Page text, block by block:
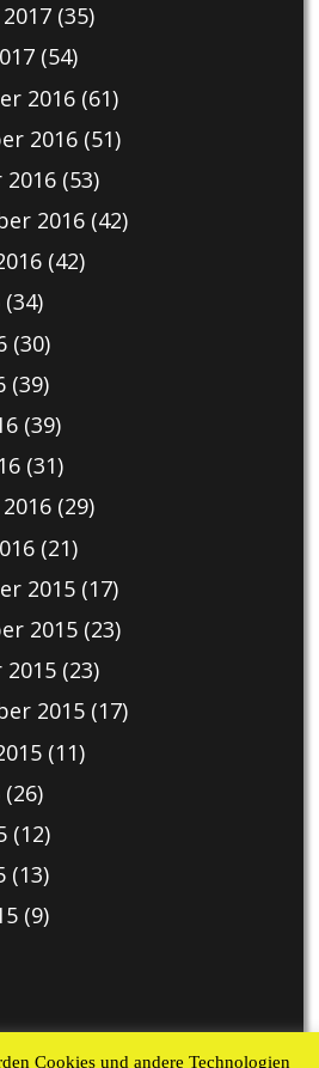
(35)
(54)
2016(61)
2016(51)
(53)
2016(42)
(42)
(34)
(30)
(39)
(39)
(31)
(29)
(21)
2015(17)
2015(23)
(23)
2015(17)
(11)
(26)
(12)
(13)
(9)
Cookies und andere Technologien